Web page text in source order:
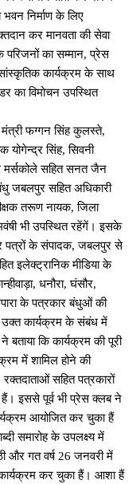
निर्माण के लिए
कर मानवता की सेवा
परिजनों का सम्मान, प्रेस
कार्यक्रम के साथ
का विमोचन उपस्थित
मंत्री फग्गन सिंह कुलस्ते,
योगेन्द्र सिंह, सिवनी
मर्सकोले सहित सनत जैन
जबलपुर सहित अधिकारी
तरूण नायक, जिला
भी उपस्थित रहेंगें। इसके
पत्रों के संपादक, जबलपुर से
इलेक्ट्रानिक मीडिया के
धनौरा, घंसौर,
के पत्रकार बंधुओं की
उक्त कार्यक्रम के संबंध में
बताया कि कार्यक्रम की पूरी
में शामिल होने की
रक्तदाताओं सहित पत्रकारों
इससे पूर्व भी प्रेस क्लब ने
आयोजित कर चुका हैं
समारोह के उपलक्ष्य में
और गत वर्ष 26 जनवरी में
कर चुका हैं। आशा हैं